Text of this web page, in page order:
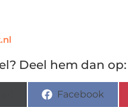
Deel hem dan op:
Facebook